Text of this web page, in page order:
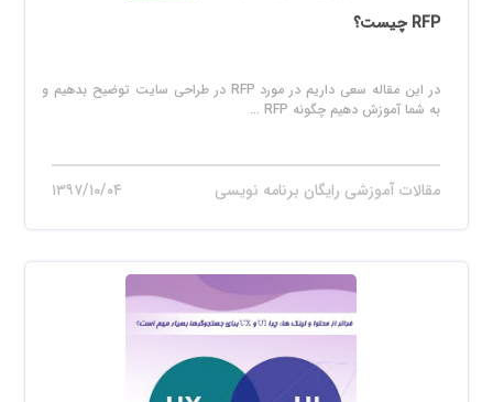
RFP چیست؟
در این مقاله سعی داریم در مورد RFP در طراحی سایت توضیح بدهیم و
به شما آموزش دهیم چگونه RFP ...
مقالات آموزشی رایگان برنامه نویسی ۱۳۹۷/۱۰/۰۴